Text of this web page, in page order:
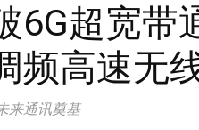
6G超宽带
频高速无
来通讯奠基